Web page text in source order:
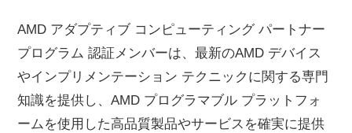
AMD アダプティブ コンピューティング パートナー
プログラム 認証メンバーは、最新のAMD デバイス
やインプリメンテーション テクニックに関する専門
知識を提供し、AMD プログラマブル プラットフォ
ームを使用した高品質製品やサービスを確実に提供